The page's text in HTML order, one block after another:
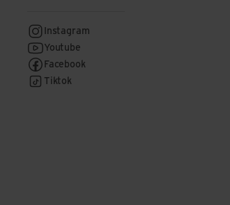
Instagram
Youtube
Facebook
Tiktok